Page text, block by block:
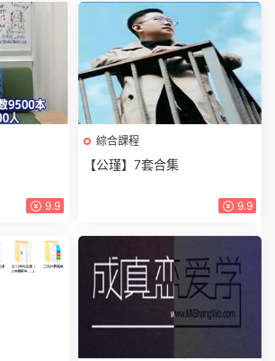
9.9
綜合課程
【公瑾】7套合集
9.9